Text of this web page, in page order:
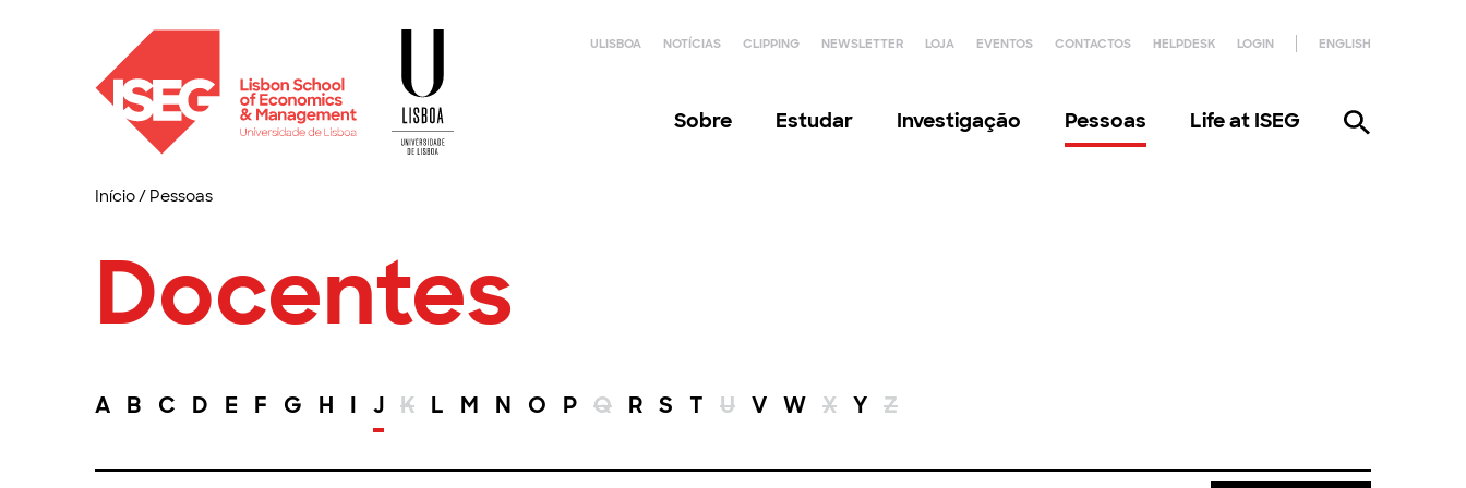
ULISBOA NOTÍCIAS CLIPPING NEWSLETTER LOJA EVENTOS CONTACTOS HELPDESK LOGIN ENGLISH
Sobre Estudar Investigação Pessoas Life at ISEG
Início/ Pessoas
Docentes
A B C D E F G H I J K L M N O P Q R S T U V W X Y Z